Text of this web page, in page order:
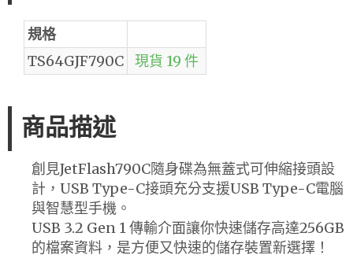
規格
TS64GJF790C
現貨 19 件
商品描述
創見JetFlash790C隨身碟為無蓋式可伸縮接頭設
計，USB Type-C接頭充分支援USB Type-C電腦
與智慧型手機。
USB 3.2 Gen 1 傳輸介面讓你快速儲存高達256GB
的檔案資料，是方便又快速的儲存裝置新選擇！